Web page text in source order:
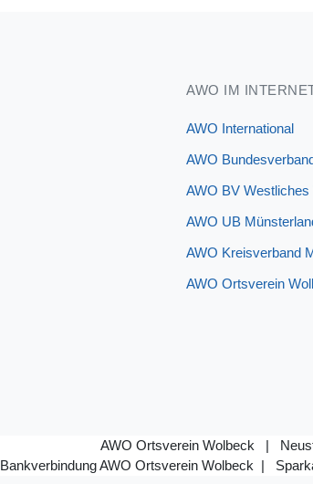
AWO IM
AWO International
AWO
AWO BV Westliches
AWO UB
AWO Kreisverband
AWO Ortsverein
AWO Ortsverein Wolbeck |
Bankverbindung AWO Ortsverein Wolbeck |